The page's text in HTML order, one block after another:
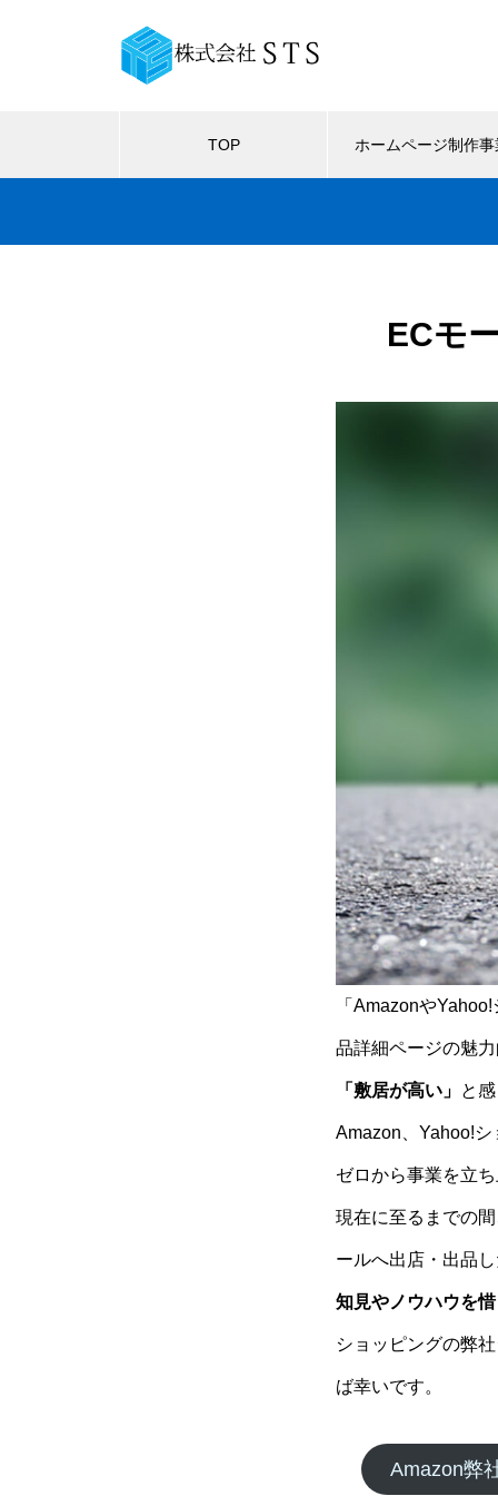
TOP ホームページ制作事
ECモ
「Amazonや
品詳細ページの魅
「敷居が高い」 と
Amazon、Yahoo!
ゼロから事業を立
現在に至るまでの
ールへ出店・出品
知見やノウハウを
ショッピングの弊
ば幸いです。
Amazon弊